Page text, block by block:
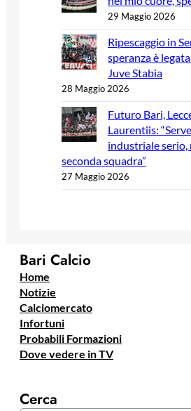
29 Maggio 2026
Ripescaggio in
speranza è
Juve Stabia
28 Maggio 2026
Futuro Bari,
Laurentiis:
industriale serio,
seconda squadra”
27 Maggio 2026
Bari Calcio
Home
Notizie
Calciomercato
Infortuni
Probabili Formazioni
Dove vedere in TV
Cerca